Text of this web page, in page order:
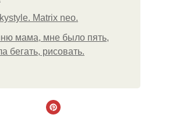
Matrix neo.
мама, мне было пять,
бегать, рисовать.